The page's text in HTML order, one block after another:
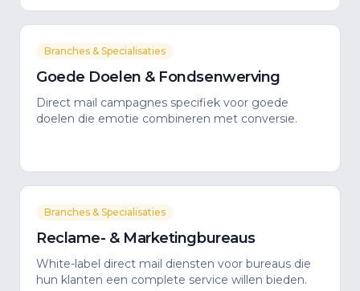
Branches & Specialisaties
Goede Doelen & Fondsenwerving
Direct mail campagnes specifiek voor goede
doelen die emotie combineren met conversie.
Branches & Specialisaties
Reclame- & Marketingbureaus
White-label direct mail diensten voor bureaus die
hun klanten een complete service willen bieden.